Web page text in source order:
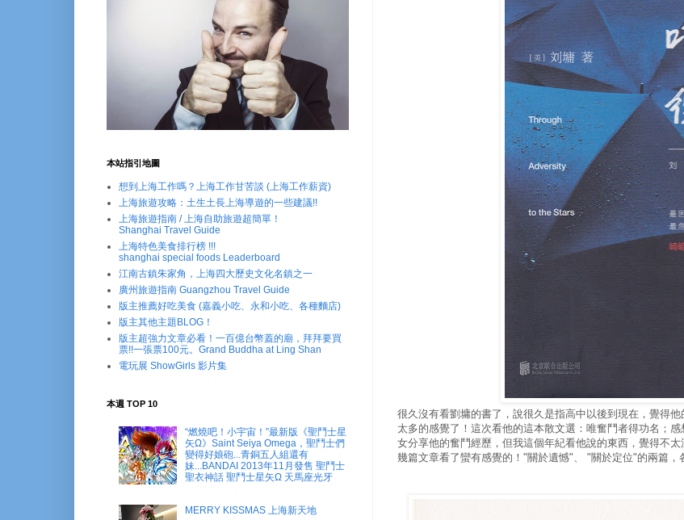
很久沒有看劉墉的書了，說很久是指高中以後到現在，覺得
太多的感覺了！這次看他的這本散文選：唯奮鬥者得功名；
女分享他的奮鬥經歷，但我這個年紀看他說的東西，覺得不
幾篇文章看了蠻有感覺的！"關於遺憾"、 "關於定位"的兩篇，
本站指引地圖
想到上海工作嗎？上海工作甘苦談 (上海工作薪資)
上海旅遊攻略：土生土長上海導遊的一些建議!!
上海旅遊指南 / 上海自助旅遊超簡單！
Shanghai Travel Guide
上海特色美食排行榜 !!!
shanghai special foods Leaderboard
江南古鎮朱家角，上海四大歷史文化名鎮之一
廣州旅遊指南 Guangzhou Travel Guide
版主推薦好吃美食 (嘉義小吃、永和小吃、各種麵店)
版主其他主題BLOG！
版主超強力文章必看！一百億台幣蓋的廟，拜拜要買
票!!一張票100元。Grand Buddha at Ling Shan
電玩展 ShowGirls 影片集
本週 TOP 10
“燃燒吧！小宇宙！”最新版《聖鬥士星
矢Ω》Saint Seiya Omega，聖鬥士們
變得好娘砲...青銅五人組還有
妹...BANDAI 2013年11月發售 聖鬥士
聖衣神話 聖鬥士星矢Ω 天馬座光牙
MERRY KISSMAS 上海新天地